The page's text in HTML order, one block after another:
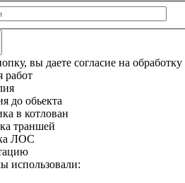
вы даете согласие на
работ
до обьекта
в котлован
траншей
ЛОС
использовали: